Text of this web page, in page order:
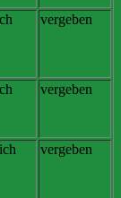
vergeben
vergeben
vergeben